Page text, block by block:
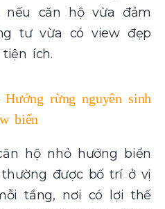
nếu căn hộ vừa đảm
tư vừa có view đẹp
ích.
rừng nguyên sinh
biển
hộ nhỏ hướng biển
được bố trí ở vị
tầng, nơi có lợi thế